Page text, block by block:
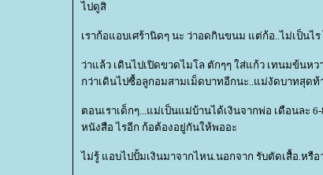
ไปดูสิ
เราก้อแอบเศร้านิดๆ นะ ว่าอดกินขนม แต่ก้อ..ไม่เป็น
ว่าแล้ว เดินไปเปิดขวดไมโล ตักๆๆ ใส่แก้ว เทนมข้น
กว่าเดินไปซื้อลูกอมสามเม็ดบาทอีกนะ..แม่งัดบาทสุดท้
ตอนเราเด็กๆ...แม่เป็นแม่บ้านได้เงินจากพ่อ เดือนละ
หนังสือ ไรอีก ก้อต้องอยู่กันให้พออะ
ไม่รู้ แอบไปปั้มเงินมาจากไหน.นอกจาก รับตัดเสื้อ.หรื